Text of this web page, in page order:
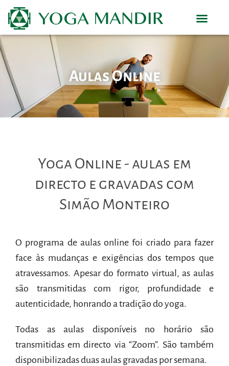
Aulas Online
Yoga Online - aulas em
directo e gravadas com
Simão Monteiro
O programa de aulas online foi criado para fazer
face às mudanças e exigências dos tempos que
atravessamos. Apesar do formato virtual, as aulas
são transmitidas com rigor, profundidade e
autenticidade, honrando a tradição do yoga.
Todas as aulas disponíveis no horário são
transmitidas em directo via “Zoom”. São também
disponibilizadas duas aulas gravadas por semana.